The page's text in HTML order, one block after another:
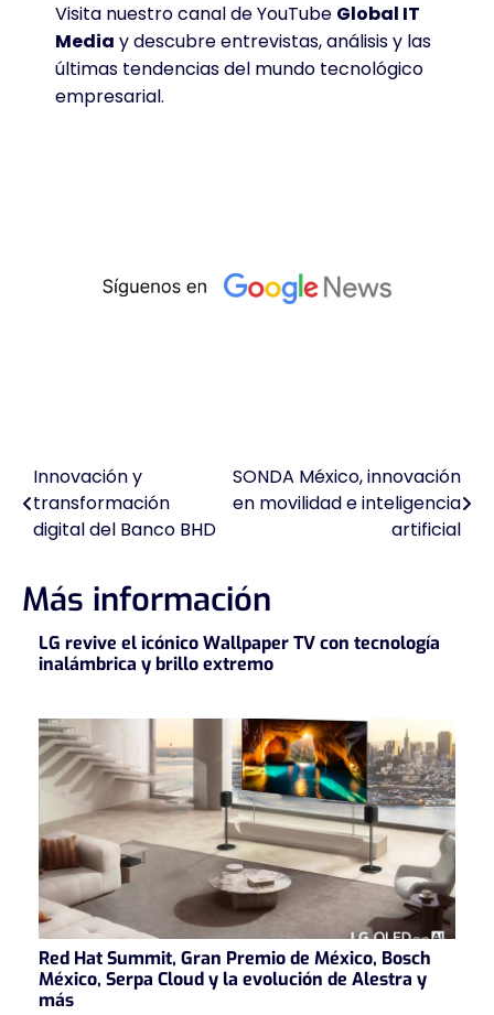
Visita nuestro canal de YouTube Global IT
Media y descubre entrevistas, análisis y las
últimas tendencias del mundo tecnológico
empresarial.
Navegación
de
Innovación y
transformación
digital del Banco BHD
SONDA México, innovación
en movilidad e inteligencia
artificial
Más información
LG revive el icónico Wallpaper TV con tecnología
inalámbrica y brillo extremo
Red Hat Summit, Gran Premio de México, Bosch
México, Serpa Cloud y la evolución de Alestra y
más